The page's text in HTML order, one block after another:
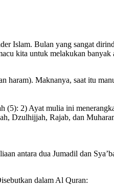
Islam. Bulan yang sangat
kita untuk melakukan banyak
haram). Maknanya, saat itu
(5): 2) Ayat mulia ini
Dzulhijjah, Rajab, dan
antara dua Jumadil dan
dalam Al Quran: